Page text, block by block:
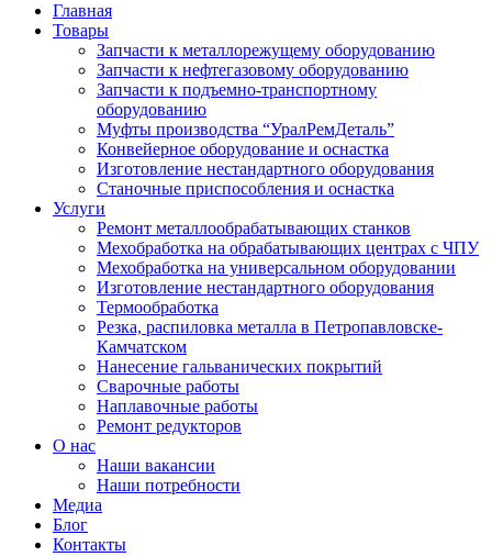
Главная
Товары
Запчасти к металлорежущему оборудованию
Запчасти к нефтегазовому оборудованию
Запчасти к подъемно-транспортному
оборудованию
Муфты производства “УралРемДеталь”
Конвейерное оборудование и оснастка
Изготовление нестандартного оборудования
Станочные приспособления и оснастка
Услуги
Ремонт металлообрабатывающих станков
Мехобработка на обрабатывающих центрах с ЧПУ
Мехобработка на универсальном оборудовании
Изготовление нестандартного оборудования
Термообработка
Резка, распиловка металла в Петропавловске-
Камчатском
Нанесение гальванических покрытий
Сварочные работы
Наплавочные работы
Ремонт редукторов
О нас
Наши вакансии
Наши потребности
Медиа
Блог
Контакты